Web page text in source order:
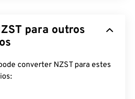
para outros
converter NZST para estes